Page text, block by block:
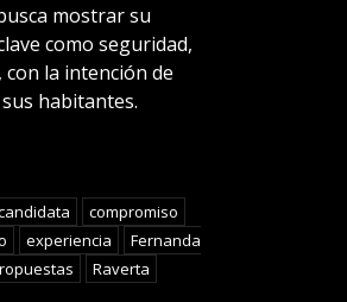
mostrar su
como seguridad,
la intención de
habitantes.
compromiso
experiencia
Fernanda
Raverta